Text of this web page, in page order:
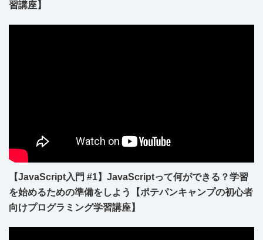
習講座】
【JavaScript入門 #1】JavaScriptって何ができる？学習
を始めるための準備をしよう【ポテパンキャンプの初心者
向けプログラミング学習講座】